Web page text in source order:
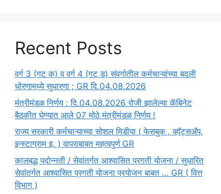
Recent Posts
वर्ग 3 (गट क) व वर्ग 4 (गट ड) संवर्गातील कर्मचाऱ्यांच्या बदली
धोरणामध्ये सुधारणा ; GR दि.04.08.2026
मंत्रीमंडळ निर्णय : दि.04.08.2026 रोजी झालेल्या कॅबिनेट
बैठकीत घेण्यात आले 07 मोठे मंत्रीमंडळ निर्णय !
राज्य सरकारी कर्मचाऱ्याच्या सोशल मिडीया ( फेसबुक , व्हॉट्सॲप,
इन्स्टाग्राम इ. ) वापराबाबत महत्वपुर्ण GR
कालबद्ध पदोन्नती / सेवांतर्गत आश्वासित प्रगती योजना / सुधारित
सेवांतर्गत आश्वासित प्रगती योजना प्रयोजन बाबत … GR ( वित्त
विभाग )